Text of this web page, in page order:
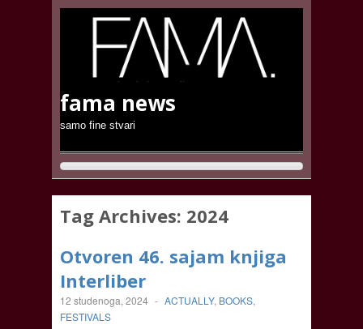
fama news
samo fine stvari
Tag Archives: 2024
Otvoren 46. sajam knjiga
Interliber
12 studenoga, 2024 - ACTUALLY, BOOKS,
FESTIVALS